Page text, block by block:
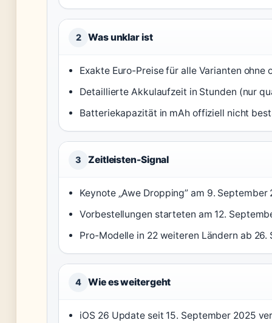
2 Was unklar ist
Exakte Euro-Preise für alle Varianten
Detaillierte Akkulaufzeit in Stunden (nur
Batteriekapazität in mAh offiziell nicht
3 Zeitleisten-Signal
Keynote „Awe Dropping” am 9. September
Vorbestellungen starteten am 12.
Pro-Modelle in 22 weiteren Ländern ab
4 Wie es weitergeht
iOS 26 Update seit 15. September 2025